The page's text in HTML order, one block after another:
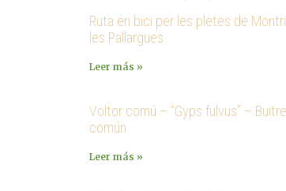
Ruta en bici per les pletes de
les Pallargues
Leer más »
Voltor comú – “Gyps fulvus” – Buitre
común
Leer más »